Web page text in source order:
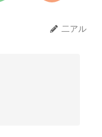
二アル